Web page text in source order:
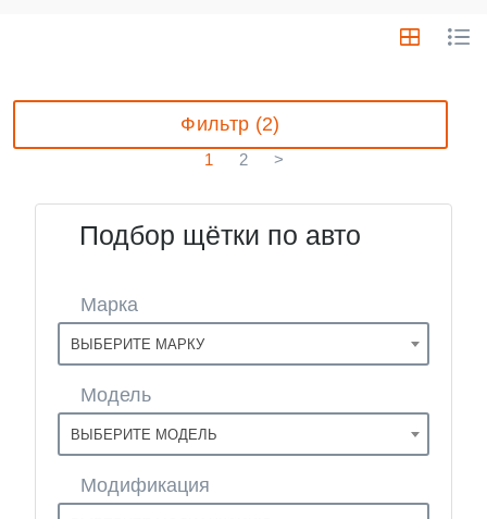
Фильтр (2)
1 2 >
Подбор щётки по авто
Марка
ВЫБЕРИТЕ МАРКУ
Модель
ВЫБЕРИТЕ МОДЕЛЬ
Модификация